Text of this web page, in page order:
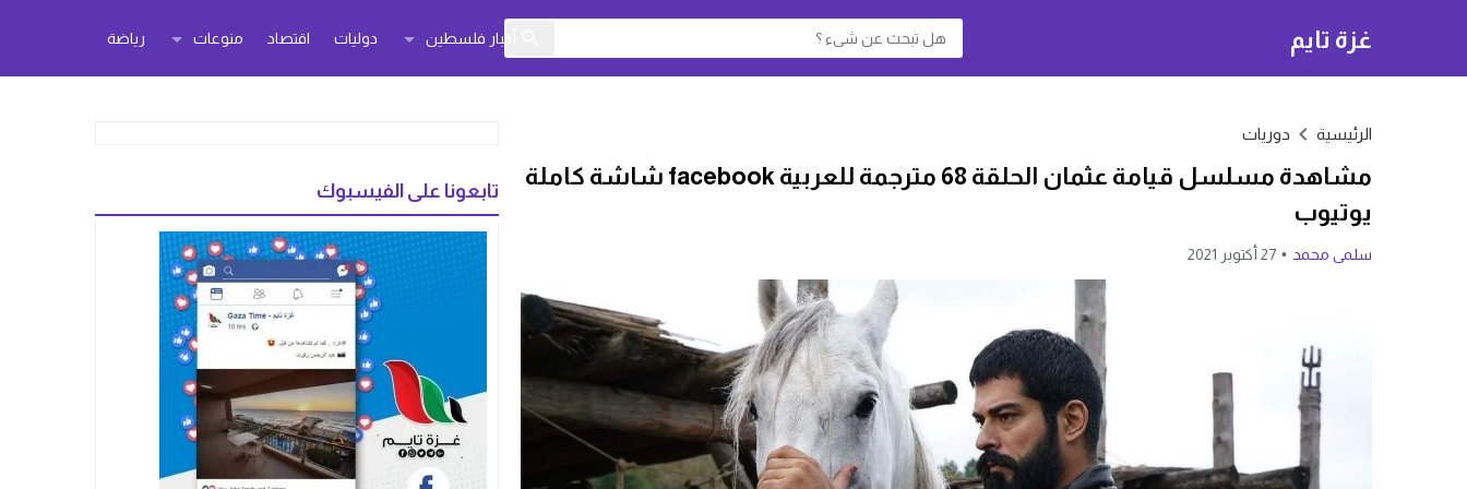
غزة تايم أخبار فلسطين دوليات اقتصاد منوعات رياضة
الرئيسية دوريات
مشاهدة مسلسل قيامة عثمان الحلقة 68 مترجمة للعربية facebook شاشة كاملة
يوتيوب
سلمى محمد 27 أكتوبر 2021
تابعونا على الفيسبوك